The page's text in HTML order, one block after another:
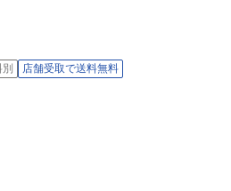
別 店舗受取で送料無料